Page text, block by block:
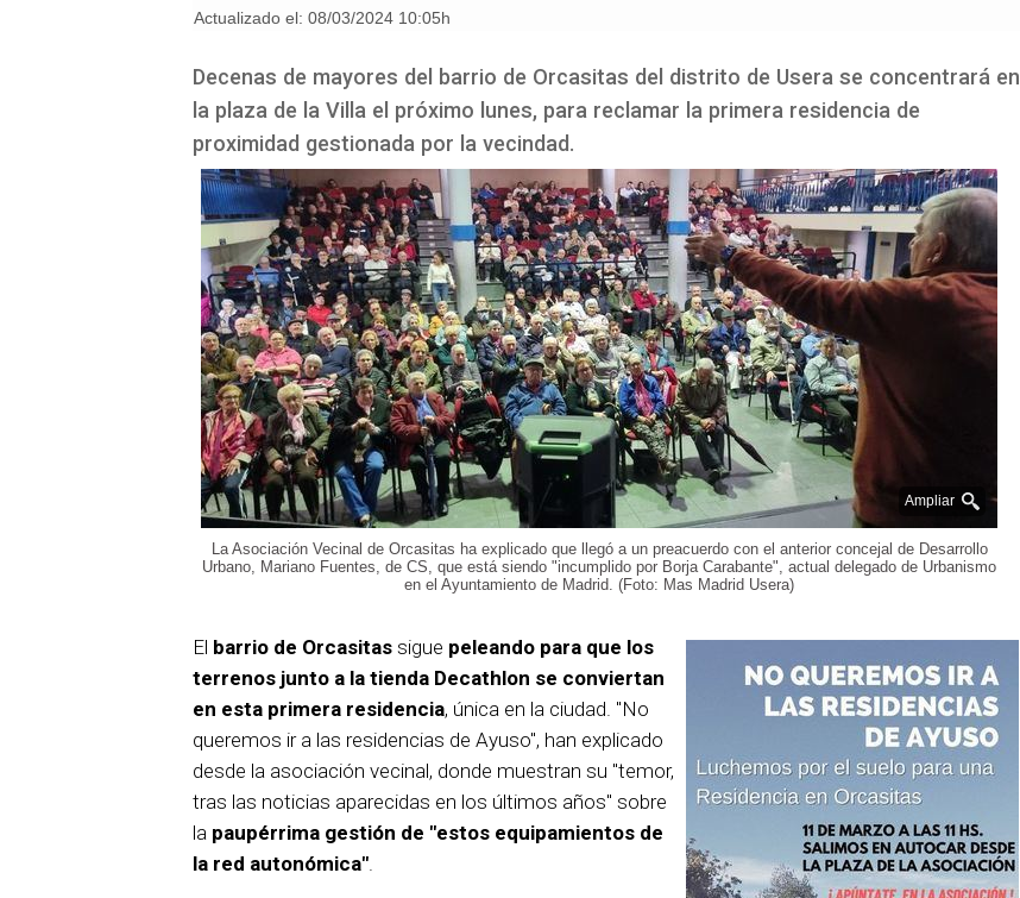
Actualizado el: 08/03/2024 10:05h
Decenas de mayores del barrio de Orcasitas del distrito de Usera se concentrará en
la plaza de la Villa el próximo lunes, para reclamar la primera residencia de
proximidad gestionada por la vecindad.
Ampliar
La Asociación Vecinal de Orcasitas ha explicado que llegó a un preacuerdo con el anterior concejal de Desarrollo
Urbano, Mariano Fuentes, de CS, que está siendo "incumplido por Borja Carabante", actual delegado de Urbanismo
en el Ayuntamiento de Madrid. (Foto: Mas Madrid Usera)
El barrio de Orcasitas sigue peleando para que los
terrenos junto a la tienda Decathlon se conviertan
en esta primera residencia, única en la ciudad. "No
queremos ir a las residencias de Ayuso", han explicado
desde la asociación vecinal, donde muestran su "temor,
tras las noticias aparecidas en los últimos años" sobre
la paupérrima gestión de "estos equipamientos de
la red autonómica".